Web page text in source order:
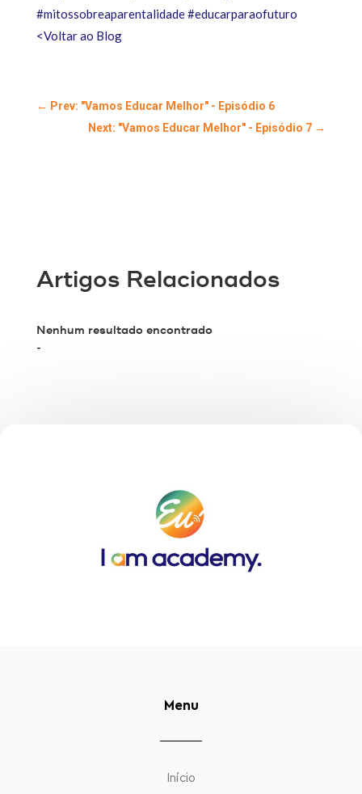
#mitossobreaparentalidade#educarparaofuturo
<Voltar ao Blog
← Prev: "Vamos Educar Melhor" - Episódio 6
Next: "Vamos Educar Melhor" - Episódio 7 →
Artigos Relacionados
Nenhum resultado encontrado
-
Menu
Início